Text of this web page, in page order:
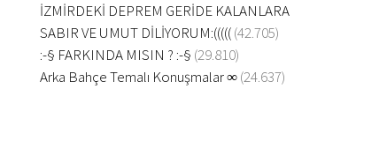
İZMİRDEKİ DEPREM GERİDE KALANLARA
SABIR VE UMUT DİLİYORUM:((((((42.705)
:-§ FARKINDA MISIN ? :-§ (29.810)
Arka Bahçe Temalı Konuşmalar ∞(24.637)